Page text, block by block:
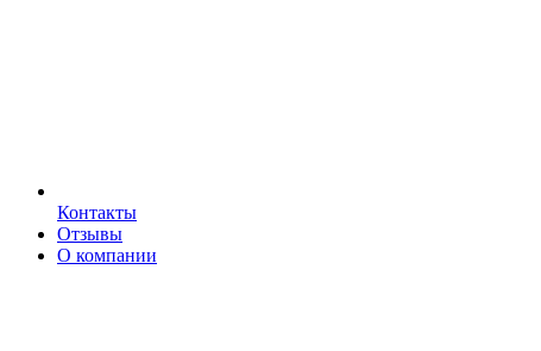
Контакты
Отзывы
О компании